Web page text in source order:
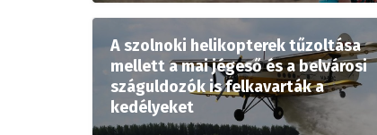
A szolnoki helikopterek tűzoltása
mellett a mai jégeső és a belvárosi
száguldozók is felkavarták a
kedélyeket